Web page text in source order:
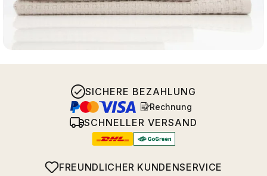
SICHERE BEZAHLUNG
Rechnung
SCHNELLER VERSAND
FREUNDLICHER KUNDENSERVICE